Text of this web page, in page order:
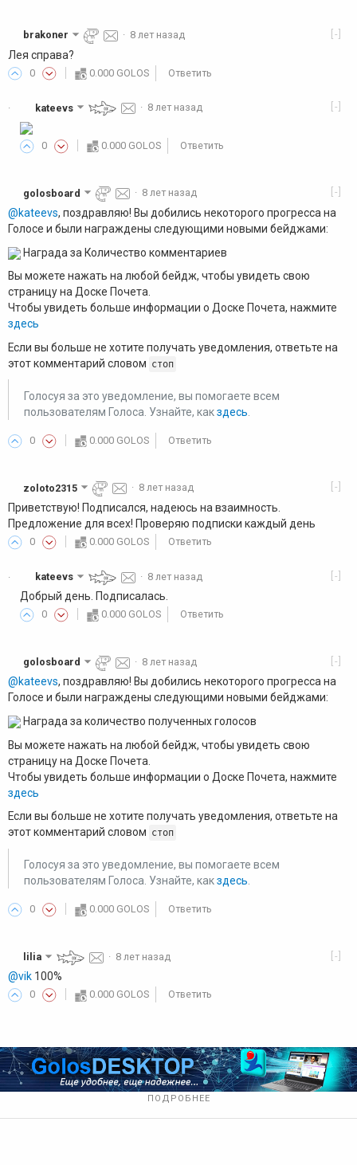
[-]
brakoner · 8 лет назад
Лея справа?
0 0.000 GOLOS Ответить
· [-]
kateevs · 8 лет назад
0 0.000 GOLOS Ответить
[-]
golosboard · 8 лет назад
@kateevs, поздравляю! Вы добились некоторого прогресса на
Голосе и были награждены следующими новыми бейджами:
Награда за Количество комментариев
Вы можете нажать на любой бейдж, чтобы увидеть свою
страницу на Доске Почета.
Чтобы увидеть больше информации о Доске Почета, нажмите
здесь
Если вы больше не хотите получать уведомления, ответьте на
этот комментарий словом стоп
Голосуя за это уведомление, вы помогаете всем
пользователям Голоса. Узнайте, какздесь
0 0.000 GOLOS Ответить
[-]
zoloto2315 · 8 лет назад
Приветствую! Подписался, надеюсь на взаимность.
Предложение для всех! Проверяю подписки каждый день
0 0.000 GOLOS Ответить
· [-]
kateevs · 8 лет назад
Добрый день. Подписалась.
0 0.000 GOLOS Ответить
[-]
golosboard · 8 лет назад
@kateevs, поздравляю! Вы добились некоторого прогресса на
Голосе и были награждены следующими новыми бейджами:
Награда за количество полученных голосов
Вы можете нажать на любой бейдж, чтобы увидеть свою
страницу на Доске Почета.
Чтобы увидеть больше информации о Доске Почета, нажмите
здесь
Если вы больше не хотите получать уведомления, ответьте на
этот комментарий словом стоп
Голосуя за это уведомление, вы помогаете всем
пользователям Голоса. Узнайте, какздесь.
0 0.000 GOLOS Ответить
[-]
lilia · 8 лет назад
@vik 100%
0 0.000 GOLOS Ответить
ПОДРОБНЕЕ